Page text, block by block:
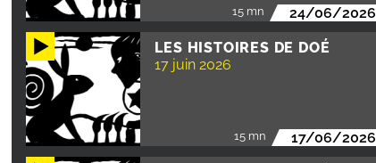
15 mn 24/06/2026
LES HISTOIRES DE DOÉ
17 juin 2026
15 mn 17/06/2026